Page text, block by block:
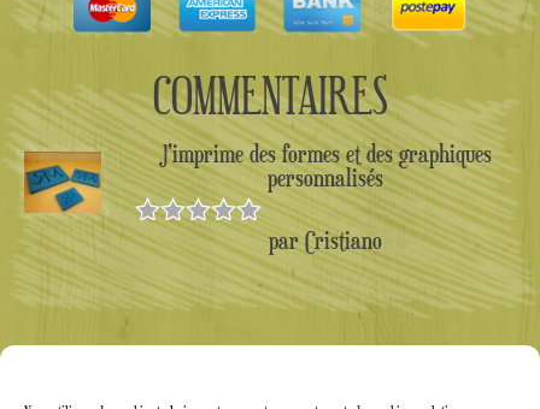
COMMENTAIRES
J'imprime des formes et des graphiques
personnalisés
Note 5sur
5
par Cristiano